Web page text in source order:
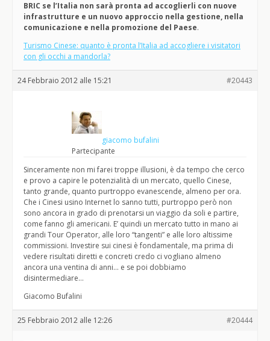
BRIC se l’Italia non sarà pronta ad accoglierli con nuove
infrastrutture e un nuovo approccio nella gestione, nella
comunicazione e nella promozione del Paese.
Turismo Cinese: quanto è pronta l’Italia ad accogliere i visitatori
con gli occhi a mandorla?
24 Febbraio 2012 alle 15:21 #20443
giacomo bufalini
Partecipante
Sinceramente non mi farei troppe illusioni, è da tempo che cerco
e provo a capire le potenzialità di un mercato, quello Cinese,
tanto grande, quanto purtroppo evanescende, almeno per ora.
Che i Cinesi usino Internet lo sanno tutti, purtroppo però non
sono ancora in grado di prenotarsi un viaggio da soli e partire,
come fanno gli americani. E’ quindi un mercato tutto in mano ai
grandi Tour Operator, alle loro “tangenti” e alle loro altissime
commissioni. Investire sui cinesi è fondamentale, ma prima di
vedere risultati diretti e concreti credo ci vogliano almeno
ancora una ventina di anni… e se poi dobbiamo
disintermediare…
Giacomo Bufalini
25 Febbraio 2012 alle 12:26 #20444